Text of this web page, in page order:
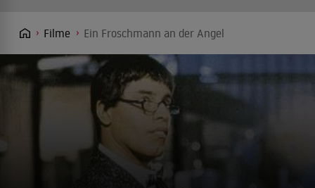
Filme Ein Froschmann an der Angel